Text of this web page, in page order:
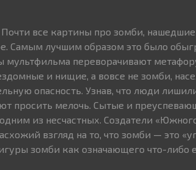
все картины про зомби, нашедшие
Самым лучшим образом это было
переворачивают
и нищие, а вовсе не зомби,
опасность. Узнав, что люди
просить мелочь. Сытые и
из несчастных. Создатели
взгляд на то, что зомби — это
зомби как означающего что-либо